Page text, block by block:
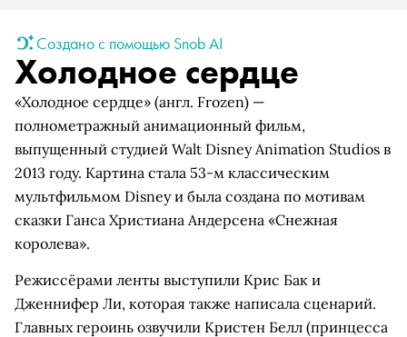
Создано с помощью Snob AI
Холодное сердце
«Холодное сердце» (англ. Frozen) —
полнометражный анимационный фильм,
выпущенный студией Walt Disney Animation Studios в
2013 году. Картина стала 53-м классическим
мультфильмом Disney и была создана по мотивам
сказки Ганса Христиана Андерсена «Снежная
королева».
Режиссёрами ленты выступили Крис Бак и
Дженнифер Ли, которая также написала сценарий.
Главных героинь озвучили Кристен Белл (принцесса